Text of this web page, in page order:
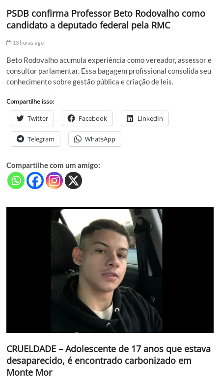
PSDB confirma Professor Beto Rodovalho como
candidato a deputado federal pela RMC
13 horas ago
Beto Rodovalho acumula experiência como vereador, assessor e
consultor parlamentar. Essa bagagem profissional consolida seu
conhecimento sobre gestão pública e criação de leis.
Compartilhe isso:
Twitter Facebook LinkedIn
Telegram WhatsApp
Compartilhe com um amigo:
CRUELDADE – Adolescente de 17 anos que estava
desaparecido, é encontrado carbonizado em
Monte Mor